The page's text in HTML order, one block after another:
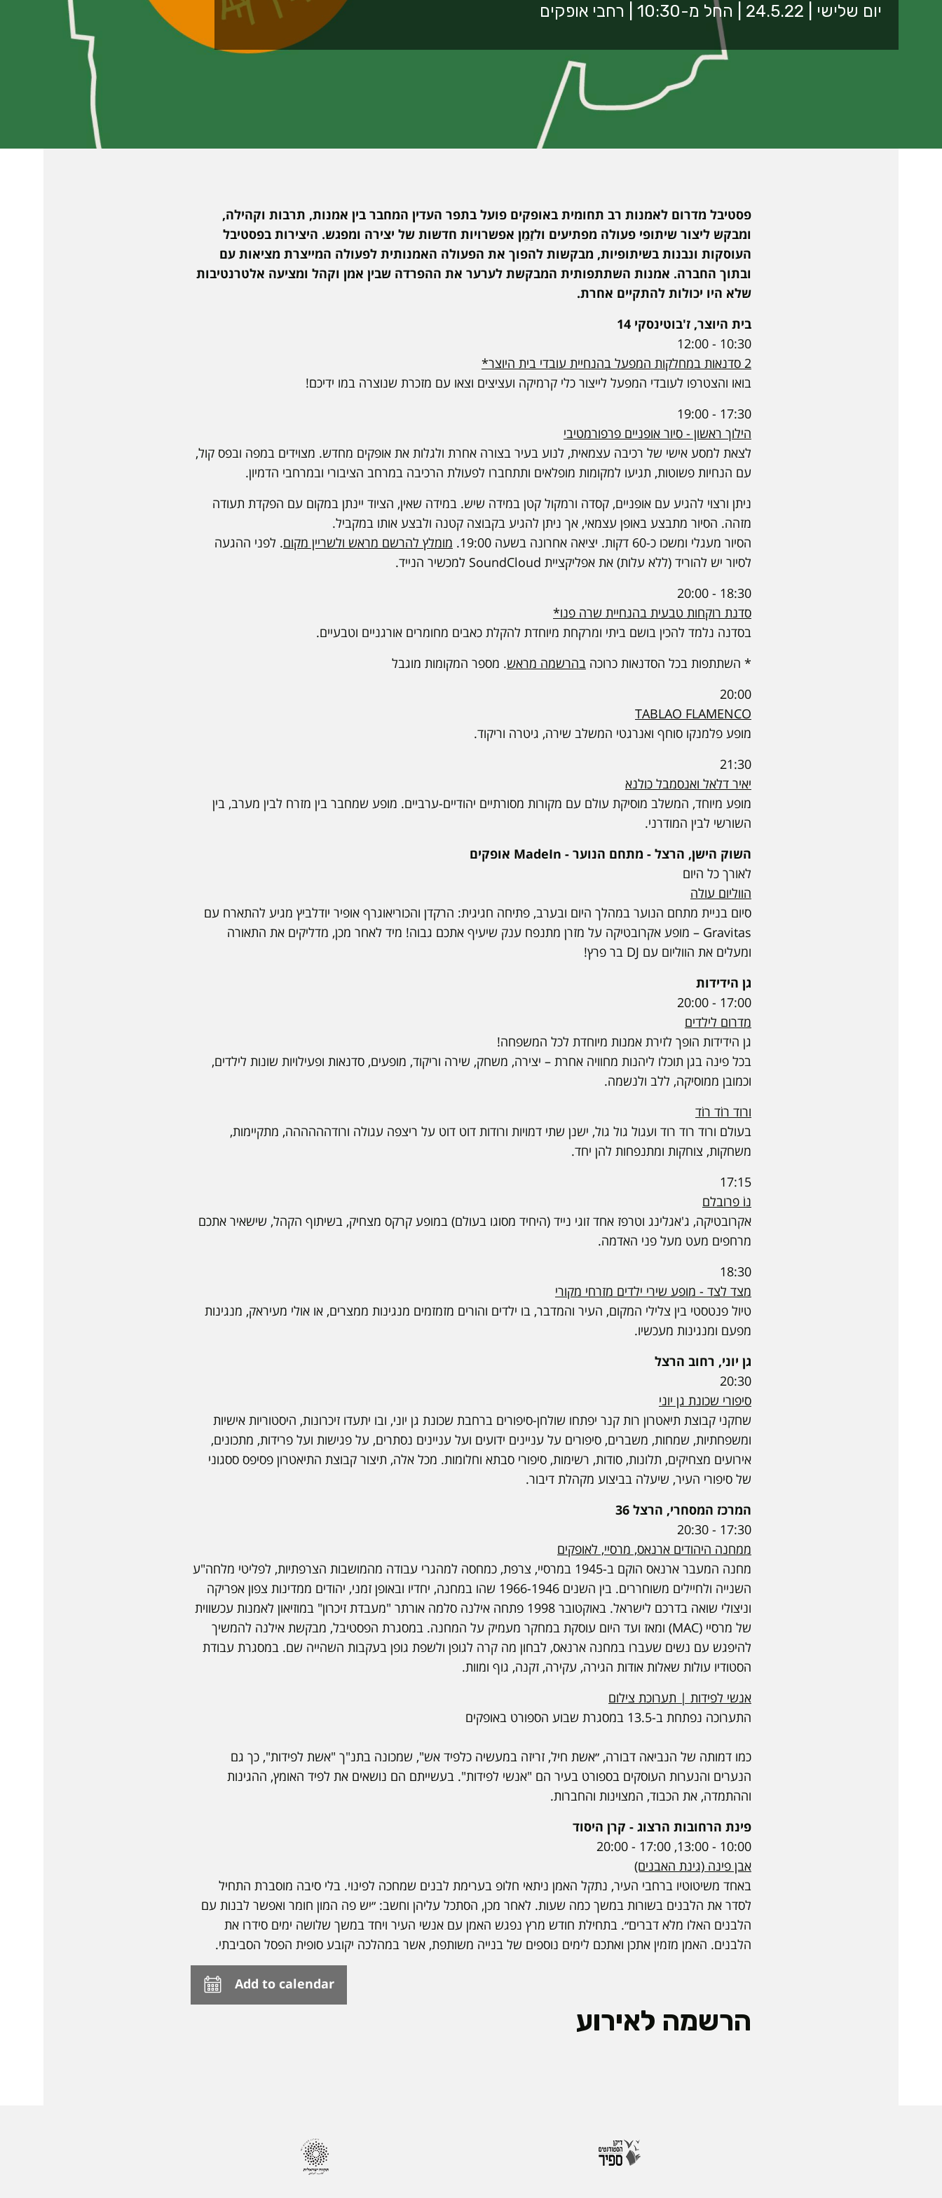
יום שלישי | 24.5.22 | החל מ-10:30 | רחבי אופקים
פסטיבל מדרום לאמנות רב תחומית באופקים פועל בתפר העדין המחבר בין אמנות, תרבות וקהילה,
ומבקש ליצור שיתופי פעולה מפתיעים ולזַמֵן אפשרויות חדשות של יצירה ומפגש. היצירות בפסטיבל
העוסקות ונבנות בשיתופיות, מבקשות להפוך את הפעולה האמנותית לפעולה המייצרת מציאות עם
ובתוך החברה. אמנות השתתפותית המבקשת לערער את ההפרדה שבין אמן וקהל ומציעה אלטרנטיבות
שלא היו יכולות להתקיים אחרת.
בית היוצר, ז'בוטינסקי 14
10:30 - 12:00
2 סדנאות במחלקות המפעל בהנחיית עובדי בית היוצר*
בואו והצטרפו לעובדי המפעל לייצור כלי קרמיקה ועציצים וצאו עם מזכרת שנוצרה במו ידיכם!
17:30 - 19:00
הילוך ראשון - סיור אופניים פרפורמטיבי
לצאת למסע אישי של רכיבה עצמאית, לנוע בעיר בצורה אחרת ולגלות את אופקים מחדש. מצוידים במפה ובפס קול,
עם הנחיות פשוטות, תגיעו למקומות מופלאים ותתחברו לפעולת הרכיבה במרחב הציבורי ובמרחבי הדמיון.
ניתן ורצוי להגיע עם אופניים, קסדה ורמקול קטן במידה שיש. במידה שאין, הציוד יינתן במקום עם הפקדת תעודה
מזהה. הסיור מתבצע באופן עצמאי, אך ניתן להגיע בקבוצה קטנה ולבצע אותו במקביל.
הסיור מעגלי ומשכו כ-60 דקות. יציאה אחרונה בשעה 19:00.
מומלץ להרשם מראש ולשריין מקום. לפני ההגעה
לסיור יש להוריד (ללא עלות) את אפליקציית SoundCloud למכשיר הנייד.
18:30 - 20:00
סדנת רוקחות טבעית בהנחיית שרה פנו*
בסדנה נלמד להכין בושם ביתי ומרקחת מיוחדת להקלת כאבים מחומרים אורגניים וטבעיים.
* השתתפות בכל הסדנאות כרוכה בהרשמה מראש. מספר המקומות מוגבל
20:00
TABLAO FLAMENCO
מופע פלמנקו סוחף ואנרגטי המשלב שירה, גיטרה וריקוד.
21:30
יאיר דלאל ואנסמבל כולנא
מופע מיוחד, המשלב מוסיקת עולם עם מקורות מסורתיים יהודיים-ערביים. מופע שמחבר בין מזרח לבין מערב, בין
השורשי לבין המודרני.
השוק הישן, הרצל - מתחם הנוער - MadeIn אופקים
לאורך כל היום
הווליום עולה
סיום בניית מתחם הנוער במהלך היום ובערב, פתיחה חגיגית: הרקדן והכוריאוגרף אופיר יודלביץ מגיע להתארח עם
Gravitas – מופע אקרובטיקה על מזרן מתנפח ענק שיעיף אתכם גבוה! מיד לאחר מכן, מדליקים את התאורה
ומעלים את הווליום עם DJ בר פרץ!
גן הידידות
17:00 - 20:00
מדרום לילדים
גן הידידות הופך לזירת אמנות מיוחדת לכל המשפחה!
בכל פינה בגן תוכלו ליהנות מחוויה אחרת – יצירה, משחק, שירה וריקוד, מופעים, סדנאות ופעילויות שונות לילדים,
וכמובן ממוסיקה, ללב ולנשמה.
ורוד רוֹד רוֹד
בעולם ורוד רוד רוד ועגול גול גול, ישנן שתי דמויות ורודות דוט דוט על ריצפה עגולה ורודהההההה, מתקיימות,
משחקות, צוחקות ומתנפחות להן יחד.
17:15
נוֹ פרובלם
אקרובטיקה, ג'אגלינג וטרפז אחד זוגי נייד (היחיד מסוגו בעולם) במופע קרקס מצחיק, בשיתוף הקהל, שישאיר אתכם
מרחפים מעט מעל פני האדמה.
18:30
מצד לצד - מופע שירי ילדים מזרחי מקורי
טיול פנטסטי בין צלילי המקום, העיר והמדבר, בו ילדים והורים מזמזמים מנגינות ממצרים, או אולי מעיראק, מנגינות
מפעם ומנגינות מעכשיו.
גן יוני, רחוב הרצל
20:30
סיפורי שכונת גן יוני
שחקני קבוצת תיאטרון רות קנר יפתחו שולחן-סיפורים ברחבת שכונת גן יוני, ובו יתעדו זיכרונות, היסטוריות אישיות
ומשפחתיות, שמחות, משברים, סיפורים על עניינים ידועים ועל עניינים נסתרים, על פגישות ועל פרידות, מתכונים,
אירועים מצחיקים, תלונות, סודות, רשימות, סיפורי סבתא וחלומות. מכל אלה, תיצור קבוצת התיאטרון פסיפס ססגוני
של סיפורי העיר, שיעלה בביצוע מקהלת דיבור.
המרכז המסחרי, הרצל 36
17:30 - 20:30
ממחנה היהודים ארנאס, מרסיי, לאופקים
מחנה המעבר ארנאס הוקם ב-1945 במרסיי, צרפת, כמחסה למהגרי עבודה מהמושבות הצרפתיות, לפליטי מלחה"ע
השנייה ולחיילים משוחררים. בין השנים 1966-1946 שהו במחנה, יחדיו ובאופן זמני, יהודים ממדינות צפון אפריקה
וניצולי שואה בדרכם לישראל. באוקטובר 1998 פתחה אילנה סלמה אורתר "מעבדת זיכרון" במוזיאון לאמנות עכשווית
של מרסיי (MAC) ומאז ועד היום עוסקת במחקר מעמיק על המחנה. במסגרת הפסטיבל, מבקשת אילנה להמשיך
להיפגש עם נשים שעברו במחנה ארנאס, לבחון מה קרה לגופן ולשפת גופן בעקבות השהייה שם. במסגרת עבודת
הסטודיו עולות שאלות אודות הגירה, עקירה, זקנה, גוף ומוות.
אנשי לפידות | תערוכת צילום
התערוכה נפתחת ב-13.5 במסגרת שבוע הספורט באופקים
כמו דמותה של הנביאה דבורה, ״אשת חיל, זריזה במעשיה כלפיד אש", שמכונה בתנ"ך "אשת לפידות", כך גם
הנערים והנערות העוסקים בספורט בעיר הם "אנשי לפידות". בעשייתם הם נושאים את לפיד האומץ, ההגינות
וההתמדה, את הכבוד, המצוינות והחברות.
פינת הרחובות הרצוג - קרן היסוד
10:00 - 13:00, 17:00 - 20:00
אבן פינה (גינת האבנים)
באחד משיטוטיו ברחבי העיר, נתקל האמן ניתאי חלופ בערימת לבנים שמחכה לפינוי. בלי סיבה מוסברת התחיל
לסדר את הלבנים בשורות במשך כמה שעות. לאחר מכן, הסתכל עליהן וחשב: ״יש פה המון חומר ואפשר לבנות עם
הלבנים האלו מלא דברים״. בתחילת חודש מרץ נפגש האמן עם אנשי העיר ויחד במשך שלושה ימים סידרו את
הלבנים. האמן מזמין אתכן ואתכם לימים נוספים של בנייה משותפת, אשר במהלכה יקובע סופית הפסל הסביבתי.
Add to calendar
הרשמה לאירוע